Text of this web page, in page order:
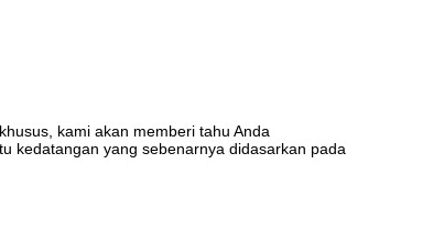
kami akan memberi tahu Anda
kedatangan yang sebenarnya didasarkan pada